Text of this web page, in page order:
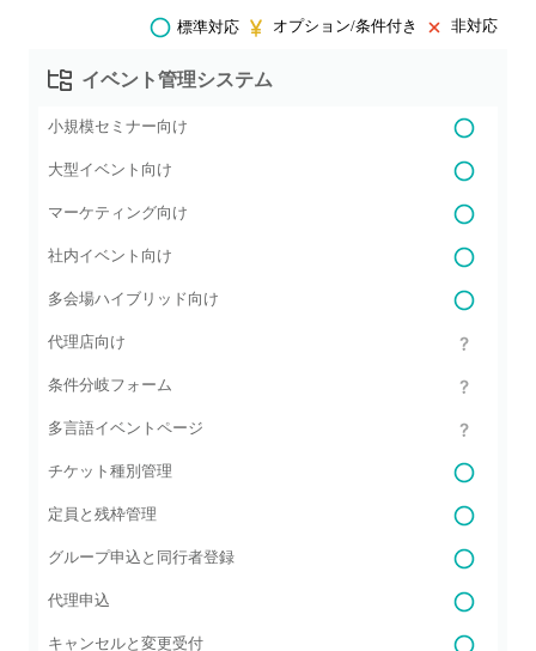
標準対応 オプション/条件付き 非対応
イベント管理システム
小規模セミナー向け
大型イベント向け
マーケティング向け
社内イベント向け
多会場ハイブリッド向け
代理店向け
条件分岐フォーム
多言語イベントページ
チケット種別管理
定員と残枠管理
グループ申込と同行者登録
代理申込
キャンセルと変更受付